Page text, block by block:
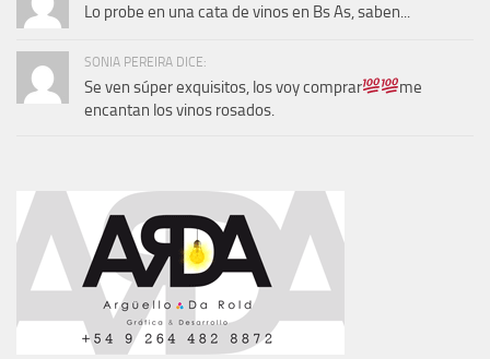
Lo probe en una cata de vinos en Bs As, saben...
SONIA PEREIRA DICE:
Se ven súper exquisitos, los voy comprar
me
encantan los vinos rosados.